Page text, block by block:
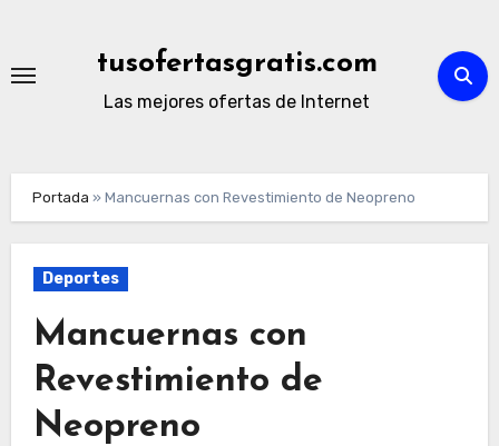
contenido
tusofertasgratis.com
Las mejores ofertas de Internet
Portada »Mancuernas con Revestimiento de Neopreno
Deportes
Mancuernas con
Revestimiento de
Neopreno